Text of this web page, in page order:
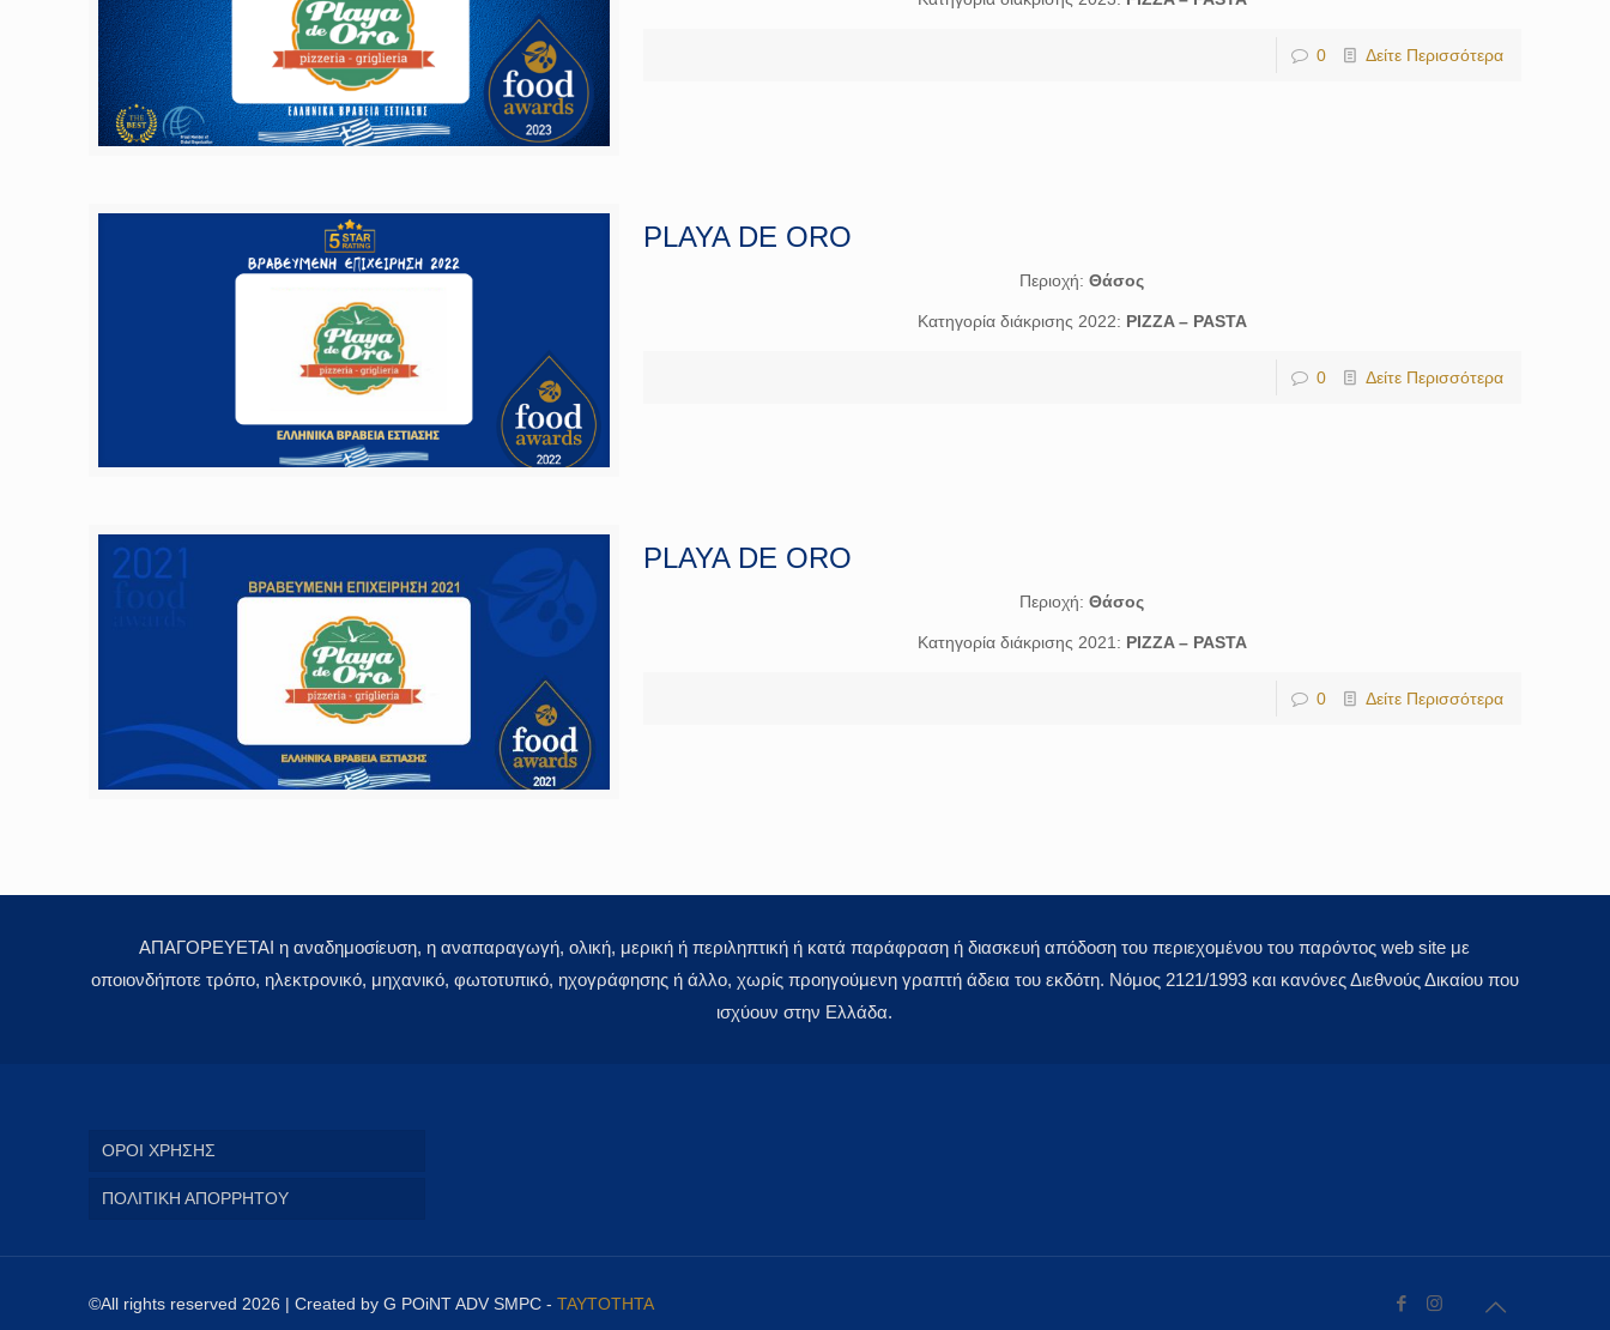
0 Δείτε Περισσότερα
PLAYA DE ORO
Περιοχή:Θάσος
Κατηγορία διάκρισης 2022: PIZZA – PASTA
0 Δείτε Περισσότερα
PLAYA DE ORO
Περιοχή:Θάσος
Κατηγορία διάκρισης 2021: PIZZA – PASTA
0 Δείτε Περισσότερα
ΑΠΑΓΟΡΕΥΕΤΑΙ η αναδημοσίευση, η αναπαραγωγή, ολική, μερική ή περιληπτική ή κατά παράφραση ή διασκευή απόδοση του περιεχομένου του παρόντος web site με
οποιονδήποτε τρόπο, ηλεκτρονικό, μηχανικό, φωτοτυπικό, ηχογράφησης ή άλλο, χωρίς προηγούμενη γραπτή άδεια του εκδότη. Νόμος 2121/1993 και κανόνες Διεθνούς Δικαίου που
ισχύουν στην Ελλάδα.
ΟΡΟΙ ΧΡΗΣΗΣ
ΠΟΛΙΤΙΚΗ ΑΠΟΡΡΗΤΟΥ
©All rights reserved 2026 | Created by G POiNT ADV SMPC -ΤΑΥΤΟΤΗΤΑ